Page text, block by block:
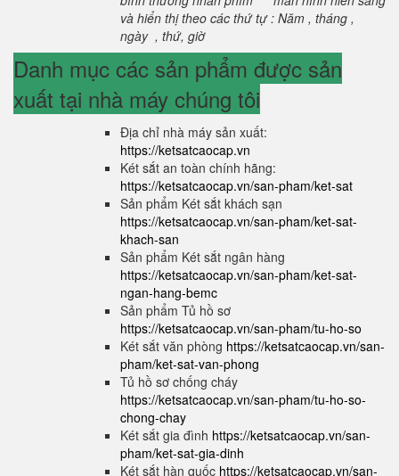
và hiển thị theo các thứ tự : Năm , tháng ,
ngày , thứ, giờ
Danh mục các sản phẩm được sản
xuất tại nhà máy chúng tôi
Địa chỉ nhà máy sản xuất:
https://ketsatcaocap.vn
Két sắt an toàn chính hãng:
https://ketsatcaocap.vn/san-pham/ket-sat
Sản phẩm Két sắt khách sạn
https://ketsatcaocap.vn/san-pham/ket-sat-
khach-san
Sản phẩm Két sắt ngân hàng
https://ketsatcaocap.vn/san-pham/ket-sat-
ngan-hang-bemc
Sản phẩm Tủ hồ sơ
https://ketsatcaocap.vn/san-pham/tu-ho-so
Két sắt văn phòng https://ketsatcaocap.vn/san-
pham/ket-sat-van-phong
Tủ hồ sơ chống cháy
https://ketsatcaocap.vn/san-pham/tu-ho-so-
chong-chay
Két sắt gia đình https://ketsatcaocap.vn/san-
pham/ket-sat-gia-dinh
Két sắt hàn quốc https://ketsatcaocap.vn/san-